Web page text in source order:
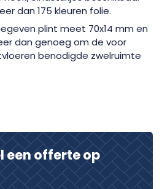
dan 175 kleuren folie.
plint meet 70x14 mm en
dan genoeg om de voor
benodigde zwelruimte
een offerte op